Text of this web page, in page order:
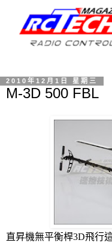
2010年12月1日 星期三
M-3D 500 FBL
直昇機無平衡桿3D飛行